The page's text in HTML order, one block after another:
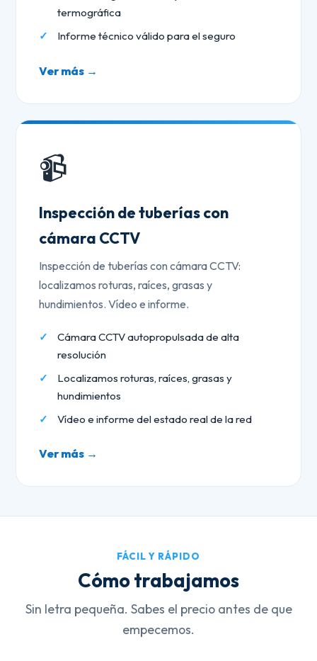
termográfica
Informe técnico válido para el seguro
Ver más →
📹
Inspección de tuberías con
cámara CCTV
Inspección de tuberías con cámara CCTV:
localizamos roturas, raíces, grasas y
hundimientos. Vídeo e informe.
Cámara CCTV autopropulsada de alta
resolución
Localizamos roturas, raíces, grasas y
hundimientos
Vídeo e informe del estado real de la red
Ver más →
FÁCIL Y RÁPIDO
Cómo trabajamos
Sin letra pequeña. Sabes el precio antes de que
empecemos.